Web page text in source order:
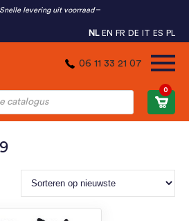
Snelle levering uit voorraad
NL EN FR DE IT ES PL
06 11 33 21 07
0